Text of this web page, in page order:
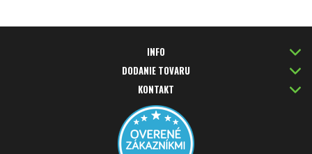
INFO
DODANIE TOVARU
KONTAKT